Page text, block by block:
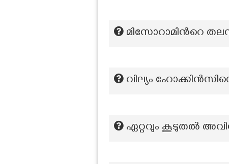
മിസോറാമിന്‍റെ
വില്യം
ഏറ്റവും കൂടുതല്‍